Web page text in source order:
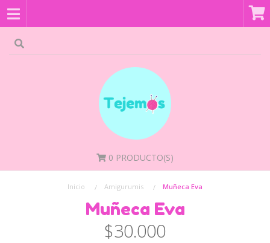
0 PRODUCTO(S)
Inicio Amigurumis Muñeca Eva
Muñeca Eva
$30.000